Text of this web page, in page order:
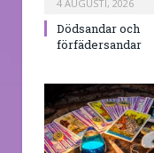
4 AUGUSTI, 2026
Dödsandar och
förfädersandar